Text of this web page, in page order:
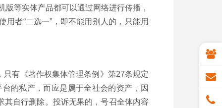
等实体产品都可以通过网络进行传播，
者“二选一”，即不能用别人的，只能用
只有《著作权集体管理条例》第27条规定
的私产，而应是属于全社会的资产，因
自行删除。投诉无果的，号召全体内容